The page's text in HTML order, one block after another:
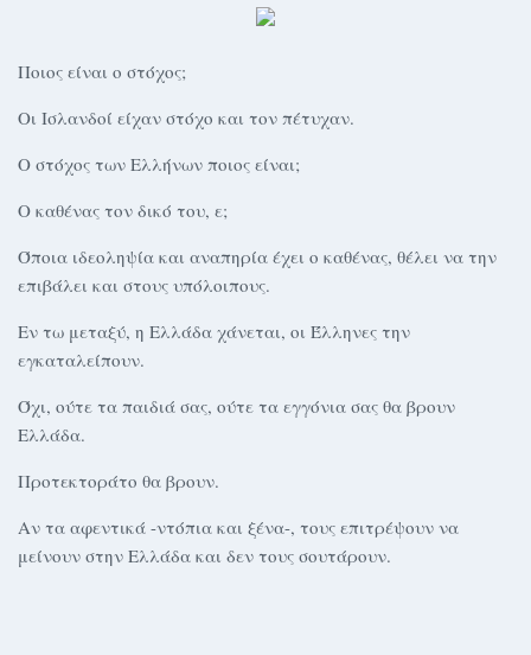
Ποιος είναι ο στόχος;
Οι Ισλανδοί είχαν στόχο και τον πέτυχαν.
Ο στόχος των Ελλήνων ποιος είναι;
Ο καθένας τον δικό του, ε;
Όποια ιδεοληψία και αναπηρία έχει ο καθένας, θέλει να την
επιβάλει και στους υπόλοιπους.
Εν τω μεταξύ, η Ελλάδα χάνεται, οι Έλληνες την
εγκαταλείπουν.
Όχι, ούτε τα παιδιά σας, ούτε τα εγγόνια σας θα βρουν
Ελλάδα.
Προτεκτοράτο θα βρουν.
Αν τα αφεντικά -ντόπια και ξένα-, τους επιτρέψουν να
μείνουν στην Ελλάδα και δεν τους σουτάρουν.